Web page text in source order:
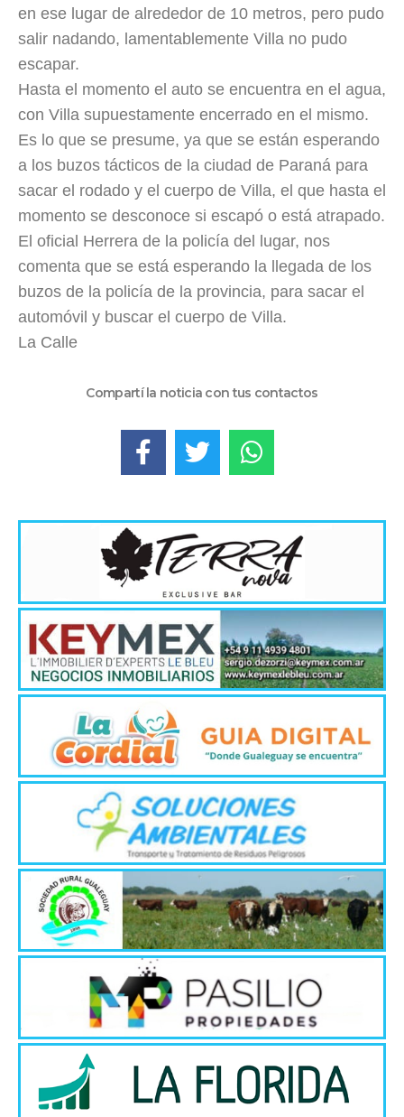
en ese lugar de alrededor de 10 metros, pero pudo
salir nadando, lamentablemente Villa no pudo
escapar.
Hasta el momento el auto se encuentra en el agua,
con Villa supuestamente encerrado en el mismo.
Es lo que se presume, ya que se están esperando
a los buzos tácticos de la ciudad de Paraná para
sacar el rodado y el cuerpo de Villa, el que hasta el
momento se desconoce si escapó o está atrapado.
El oficial Herrera de la policía del lugar, nos
comenta que se está esperando la llegada de los
buzos de la policía de la provincia, para sacar el
automóvil y buscar el cuerpo de Villa.
La Calle
Compartí la noticia con tus contactos